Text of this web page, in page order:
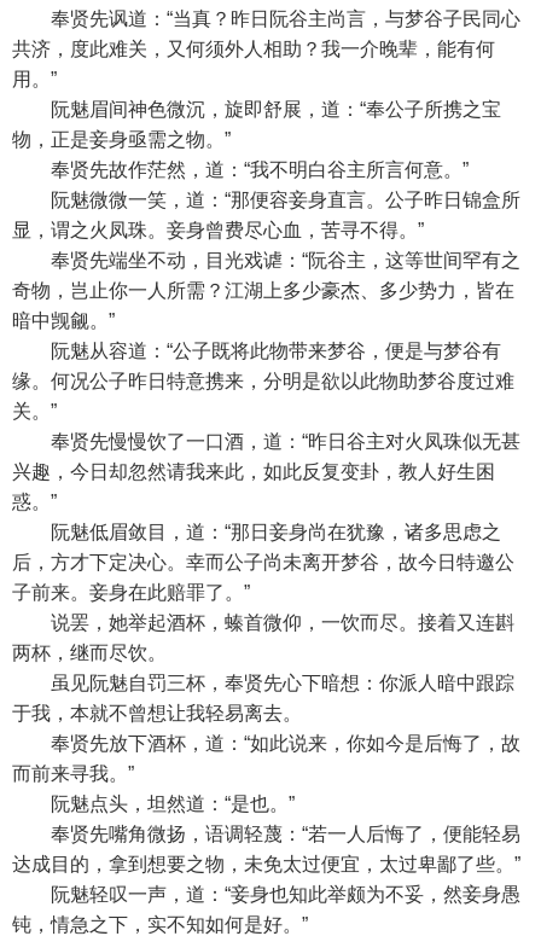
奉贤先讽道：“当真？昨日阮谷主尚言，与梦谷子民同心
共济，度此难关，又何须外人相助？我一介晚辈，能有何
用。”
阮魅眉间神色微沉，旋即舒展，道：“奉公子所携之宝
物，正是妾身亟需之物。”
奉贤先故作茫然，道：“我不明白谷主所言何意。”
阮魅微微一笑，道：“那便容妾身直言。公子昨日锦盒所
显，谓之火凤珠。妾身曾费尽心血，苦寻不得。”
奉贤先端坐不动，目光戏谑：“阮谷主，这等世间罕有之
奇物，岂止你一人所需？江湖上多少豪杰、多少势力，皆在
暗中觊觎。”
阮魅从容道：“公子既将此物带来梦谷，便是与梦谷有
缘。何况公子昨日特意携来，分明是欲以此物助梦谷度过难
关。”
奉贤先慢慢饮了一口酒，道：“昨日谷主对火凤珠似无甚
兴趣，今日却忽然请我来此，如此反复变卦，教人好生困
惑。”
阮魅低眉敛目，道：“那日妾身尚在犹豫，诸多思虑之
后，方才下定决心。幸而公子尚未离开梦谷，故今日特邀公
子前来。妾身在此赔罪了。”
说罢，她举起酒杯，螓首微仰，一饮而尽。接着又连斟
两杯，继而尽饮。
虽见阮魅自罚三杯，奉贤先心下暗想：你派人暗中跟踪
于我，本就不曾想让我轻易离去。
奉贤先放下酒杯，道：“如此说来，你如今是后悔了，故
而前来寻我。”
阮魅点头，坦然道：“是也。”
奉贤先嘴角微扬，语调轻蔑：“若一人后悔了，便能轻易
达成目的，拿到想要之物，未免太过便宜，太过卑鄙了些。”
阮魅轻叹一声，道：“妾身也知此举颇为不妥，然妾身愚
钝，情急之下，实不知如何是好。”